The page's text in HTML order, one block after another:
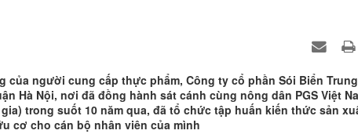
của người cung cấp thực phẩm, Công ty cổ phần Sói Biển
Hà Nội, nơi đã đồng hành sát cánh cùng nông dân PGS Việt
trong suốt 10 năm qua, đã tổ chức tập huấn kiến thức sản
cơ cho cán bộ nhân viên của mình